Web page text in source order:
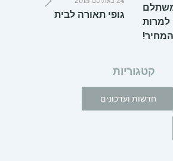
למרות
המחיר!
גופי תאורה לבית
קטגוריות
חדשות ועדכונים